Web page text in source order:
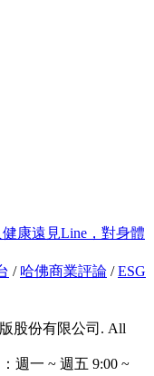
健康遠見Line，對身體
/ 哈佛商業評論 /ESG
股份有限公司. All
週一 ~ 週五 9:00 ~